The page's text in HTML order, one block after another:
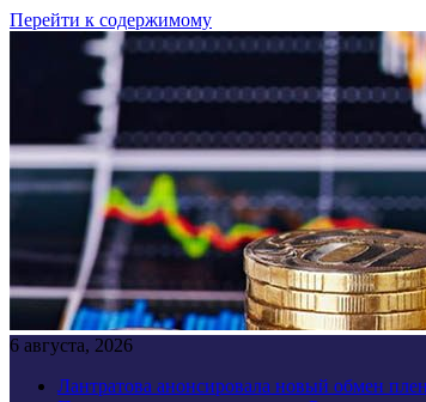
Перейти к содержимому
6 августа, 2026
Лантратова анонсировала новый обмен